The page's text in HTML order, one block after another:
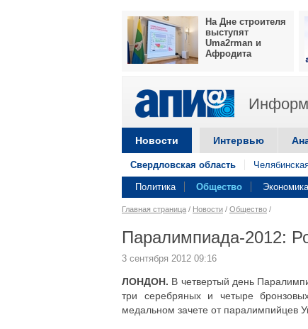
На Дне строителя
выступят
Uma2rman и
Афродита
Новости Интервью
Свердловская область
Политика Общество Экономика
Главная страница / Новости / Общество /
Паралимпиада-2012:
3 сентября 2012 09:16
ЛОНДОН. В четвертый день
три серебряных и четыре
медальном зачете от паралимпийцев